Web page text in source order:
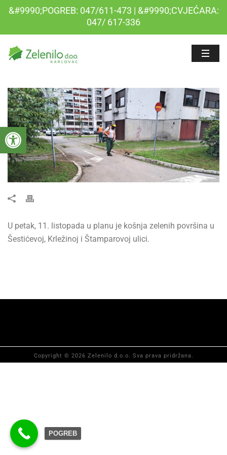
Open toolbar
&#9990;POGREB: 047/611-473 | &#9990;CVJEĆARA:
047/ 617-336
U petak, 11. listopada u planu je košnja zelenih površina u
Šestićevoj, Krležinoj i Štamparovoj ulici.
Copyright © 2026 Zelenilo d.o.o. Sva prava pridržana.
POGREB